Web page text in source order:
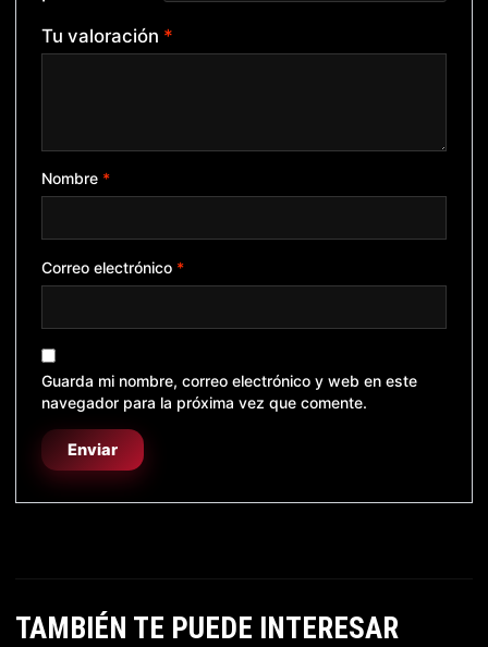
Tu valoración *
Nombre *
Correo electrónico *
Guarda mi nombre, correo electrónico y web en este
navegador para la próxima vez que comente.
TAMBIÉN TE PUEDE INTERESAR